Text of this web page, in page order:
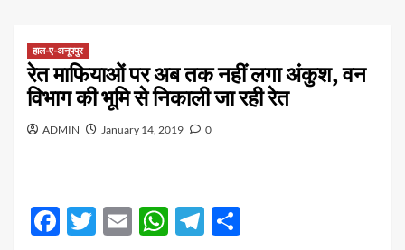
हाल-ए-अनूपपुर
रेत माफियाओं पर अब तक नहीं लगा अंकुश, वन
विभाग की भूमि से निकाली जा रही रेत
ADMIN January 14, 2019 0
Facebook
Twitter
EmailWhatsApp
Telegram